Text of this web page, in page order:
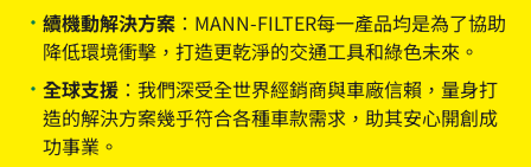
續機動解決方案： MANN-FILTER每一產品均是為了協助
降低環境衝擊，打造更乾淨的交通工具和綠色未來。
全球支援： 我們深受全世界經銷商與車廠信賴，量身打
造的解決方案幾乎符合各種車款需求，助其安心開創成
功事業。